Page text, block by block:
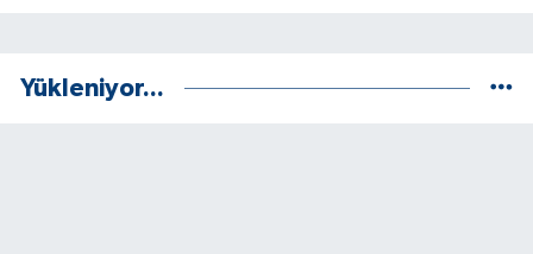
Yükleniyor...